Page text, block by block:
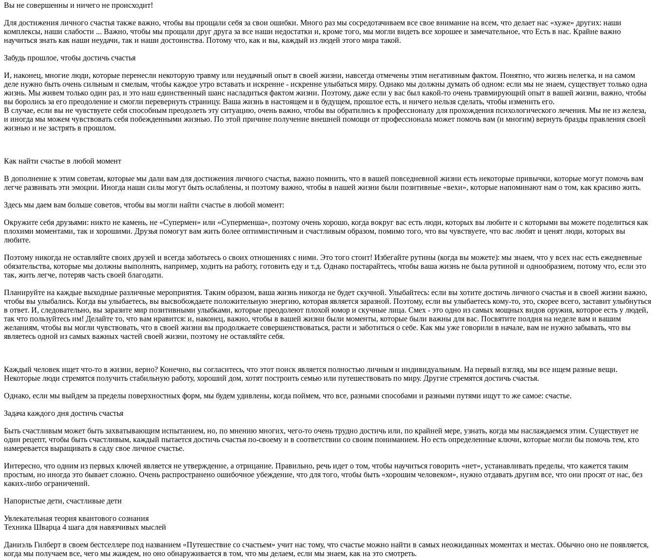
Вы не совершенны и ничего не происходит!
Для достижения личного счастья также важно, чтобы вы прощали себя за свои ошибки. Много раз мы сосредотачиваем все свое внимание на всем, что делает нас «хуже» других: наши
комплексы, наши слабости ... Важно, чтобы мы прощали друг друга за все наши недостатки и, кроме того, мы могли видеть все хорошее и замечательное, что Есть в нас. Крайне важно
научиться знать как наши неудачи, так и наши достоинства. Потому что, как и вы, каждый из людей этого мира такой.
Забудь прошлое, чтобы достичь счастья
И, наконец, многие люди, которые перенесли некоторую травму или неудачный опыт в своей жизни, навсегда отмечены этим негативным фактом. Понятно, что жизнь нелегка, и на самом
деле нужно быть очень сильным и смелым, чтобы каждое утро вставать и искренне - искренне улыбаться миру. Однако мы должны думать об одном: если мы не знаем, существует только одна
жизнь. Мы живем только один раз, и это наш единственный шанс насладиться фактом жизни. Поэтому, даже если у вас был какой-то очень травмирующий опыт в вашей жизни, важно, чтобы
вы боролись за его преодоление и смогли перевернуть страницу. Ваша жизнь в настоящем и в будущем, прошлое есть, и ничего нельзя сделать, чтобы изменить его.
В случае, если вы не чувствуете себя способным преодолеть эту ситуацию, очень важно, чтобы вы обратились к профессионалу для прохождения психологического лечения. Мы не из железа,
и иногда мы можем чувствовать себя побежденными жизнью. По этой причине получение внешней помощи от профессионала может помочь вам (и многим) вернуть бразды правления своей
жизнью и не застрять в прошлом.
Как найти счастье в любой момент
В дополнение к этим советам, которые мы дали вам для достижения личного счастья, важно помнить, что в вашей повседневной жизни есть некоторые привычки, которые могут помочь вам
легче развивать эти эмоции. Иногда наши силы могут быть ослаблены, и поэтому важно, чтобы в нашей жизни были позитивные «вехи», которые напоминают нам о том, как красиво жить.
Здесь мы даем вам больше советов, чтобы вы могли найти счастье в любой момент:
Окружите себя друзьями: никто не камень, не «Супермен» или «Суперменша», поэтому очень хорошо, когда вокруг вас есть люди, которых вы любите и с которыми вы можете поделиться как
плохими моментами, так и хорошими. Друзья помогут вам жить более оптимистичным и счастливым образом, помимо того, что вы чувствуете, что вас любят и ценят люди, которых вы
любите.
Поэтому никогда не оставляйте своих друзей и всегда заботьтесь о своих отношениях с ними. Это того стоит! Избегайте рутины (когда вы можете): мы знаем, что у всех нас есть ежедневные
обязательства, которые мы должны выполнять, например, ходить на работу, готовить еду и т.д. Однако постарайтесь, чтобы ваша жизнь не была рутиной и однообразием, потому что, если это
так, жить легче, потеряв часть своей благодати.
Планируйте на каждые выходные различные мероприятия. Таким образом, ваша жизнь никогда не будет скучной. Улыбайтесь: если вы хотите достичь личного счастья и в своей жизни важно,
чтобы вы улыбались. Когда вы улыбаетесь, вы высвобождаете положительную энергию, которая является заразной. Поэтому, если вы улыбаетесь кому-то, это, скорее всего, заставит улыбнуться
в ответ. И, следовательно, вы заразите мир позитивными улыбками, которые преодолеют плохой юмор и скучные лица. Смех - это одно из самых мощных видов оружия, которое есть у людей,
так что пользуйтесь им! Делайте то, что вам нравится: и, наконец, важно, чтобы в вашей жизни были моменты, которые были важны для вас. Посвятите полдня на неделе вам и вашим
желаниям, чтобы вы могли чувствовать, что в своей жизни вы продолжаете совершенствоваться, расти и заботиться о себе. Как мы уже говорили в начале, вам не нужно забывать, что вы
являетесь одной из самых важных частей своей жизни, поэтому не оставляйте себя.
Каждый человек ищет что-то в жизни, верно? Конечно, вы согласитесь, что этот поиск является полностью личным и индивидуальным. На первый взгляд, мы все ищем разные вещи.
Некоторые люди стремятся получить стабильную работу, хороший дом, хотят построить семью или путешествовать по миру. Другие стремятся достичь счастья.
Однако, если мы выйдем за пределы поверхностных форм, мы будем удивлены, когда поймем, что все, разными способами и разными путями ищут то же самое: счастье.
Задача каждого дня достичь счастья
Быть счастливым может быть захватывающим испытанием, но, по мнению многих, чего-то очень трудно достичь или, по крайней мере, узнать, когда мы наслаждаемся этим. Существует не
один рецепт, чтобы быть счастливым, каждый пытается достичь счастья по-своему и в соответствии со своим пониманием. Но есть определенные ключи, которые могли бы помочь тем, кто
намеревается выращивать в саду свое личное счастье.
Интересно, что одним из первых ключей является не утверждение, а отрицание. Правильно, речь идет о том, чтобы научиться говорить «нет», устанавливать пределы, что кажется таким
простым, но иногда это бывает сложно. Очень распространено ошибочное убеждение, что для того, чтобы быть «хорошим человеком», нужно отдавать другим все, что они просят от нас, без
каких-либо ограничений.
Напористые дети, счастливые дети
Увлекательная теория квантового сознания
Техника Шварца 4 шага для навязчивых мыслей
Даниэль Гилберт в своем бестселлере под названием «Путешествие со счастьем» учит нас тому, что счастье можно найти в самых неожиданных моментах и местах. Обычно оно не появляется,
когда мы получаем все, чего мы жаждем, но оно обнаруживается в том, что мы делаем, если мы знаем, как на это смотреть.